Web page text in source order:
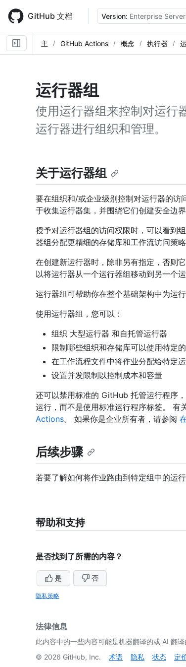
main
content
GitHub 文档 Version: Enterprise
主 GitHub Actions 概念 执行器
运行器组
使用运行器组来控制对运行
运行器进行组织和管理。
关于运行器组
要在组织和/或企业级别控制对运行器的访
于收集运行器集，并围绕它们创建安全边界
授予对运行器组的访问权限时，可以看到
器组分配更精细的存储库和工作流访问策略
在创建新运行器时，除非另有指定，否则
以将运行器从一个运行器组移动到另一个运
运行器组可帮助你在整个基础架构中为运
使用运行器组，您可以：
组织 大型运行器 和自托管运行器
限制哪些组织和存储库可以使用特定
在工作流程文件中将作业分配给特定
设置并发限制以控制成本和容量
还可以禁用标准的 GitHub 托管运行程序
运行，而不是使用标准运行程序标签。 有
Actions。 如果你是企业所有者，请参阅
后续步骤
若要了解如何将作业路由到特定组中的运
帮助和支持
是否找到了所需的内容？
是 否
隐私策略
法律信息
此内容中的一些内容可能是机器翻译的或 AI 翻译
© 2026 GitHub, Inc. 术语 隐私 状态 定